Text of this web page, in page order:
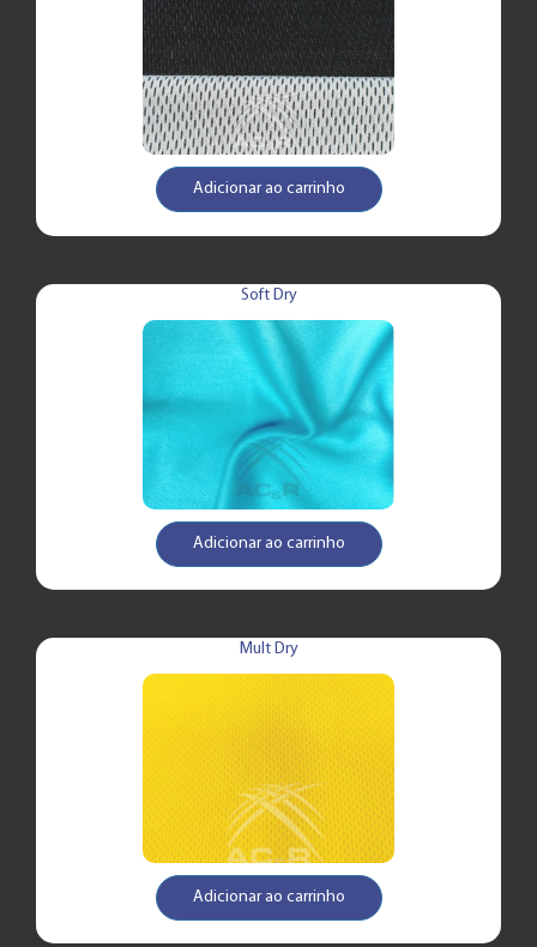
Adicionar ao carrinho
Soft Dry
Adicionar ao carrinho
Mult Dry
Adicionar ao carrinho